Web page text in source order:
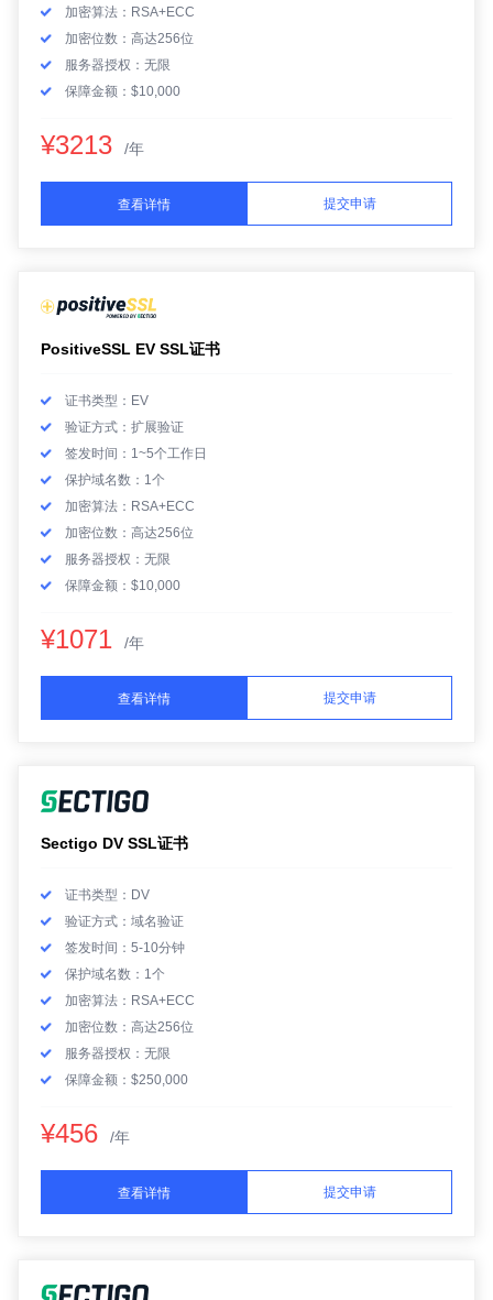
加密算法：RSA+ECC
加密位数：高达256位
服务器授权：无限
保障金额：$10,000
¥3213 /年
查看详情 提交申请
PositiveSSL EV SSL证书
证书类型：EV
验证方式：扩展验证
签发时间：1~5个工作日
保护域名数：1个
加密算法：RSA+ECC
加密位数：高达256位
服务器授权：无限
保障金额：$10,000
¥1071 /年
查看详情 提交申请
Sectigo DV SSL证书
证书类型：DV
验证方式：域名验证
签发时间：5-10分钟
保护域名数：1个
加密算法：RSA+ECC
加密位数：高达256位
服务器授权：无限
保障金额：$250,000
¥456 /年
查看详情 提交申请